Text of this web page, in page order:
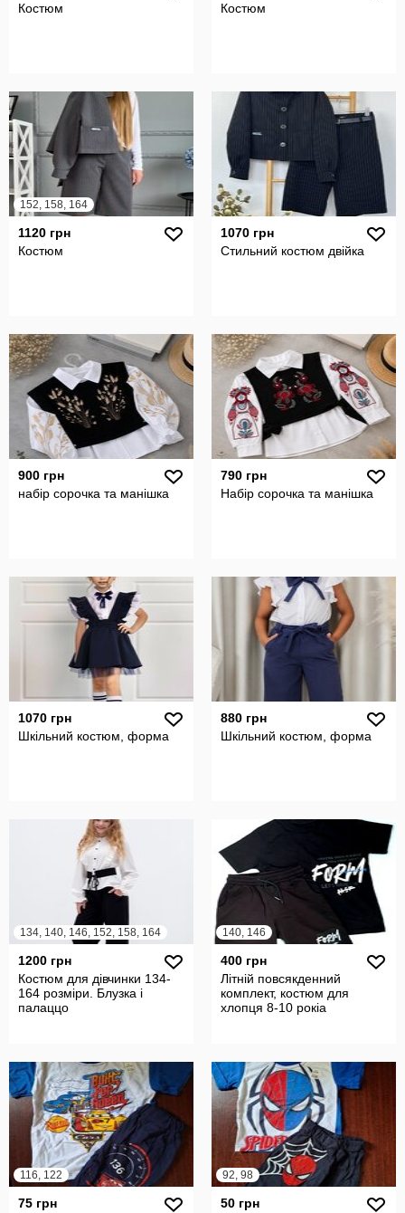
Костюм
Костюм
152, 158, 164
1120 грн
Костюм
1070 грн
Стильний костюм двійка
900 грн
набір сорочка та манішка
790 грн
Набір сорочка та манішка
1070 грн
Шкільний костюм, форма
880 грн
Шкільний костюм, форма
134, 140, 146, 152, 158, 164
1200 грн
Костюм для дівчинки 134-
164 розміри. Блузка і
палаццо
140, 146
400 грн
Літній повсякденний
комплект, костюм для
хлопця 8-10 рокіа
116, 122
75 грн
92, 98
50 грн